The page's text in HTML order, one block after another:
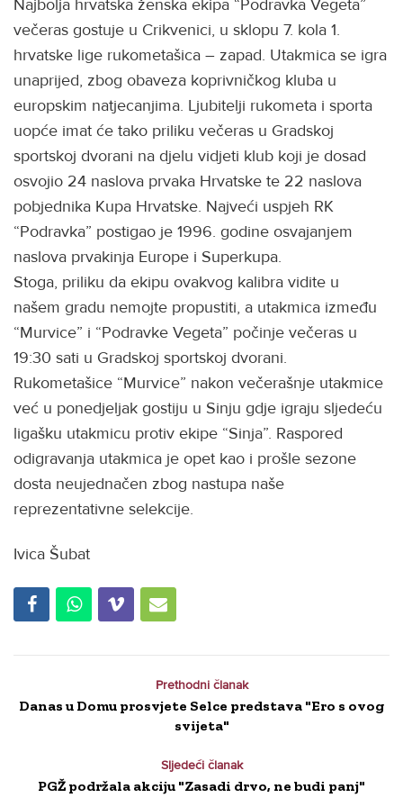
Najbolja hrvatska ženska ekipa “Podravka Vegeta”
večeras gostuje u Crikvenici, u sklopu 7. kola 1.
hrvatske lige rukometašica – zapad. Utakmica se igra
unaprijed, zbog obaveza koprivničkog kluba u
europskim natjecanjima. Ljubitelji rukometa i sporta
uopće imat će tako priliku večeras u Gradskoj
sportskoj dvorani na djelu vidjeti klub koji je dosad
osvojio 24 naslova prvaka Hrvatske te 22 naslova
pobjednika Kupa Hrvatske. Najveći uspjeh RK
“Podravka” postigao je 1996. godine osvajanjem
naslova prvakinja Europe i Superkupa.
Stoga, priliku da ekipu ovakvog kalibra vidite u
našem gradu nemojte propustiti, a utakmica između
“Murvice” i “Podravke Vegeta” počinje večeras u
19:30 sati u Gradskoj sportskoj dvorani.
Rukometašice “Murvice” nakon večerašnje utakmice
već u ponedjeljak gostiju u Sinju gdje igraju sljedeću
ligašku utakmicu protiv ekipe “Sinja”. Raspored
odigravanja utakmica je opet kao i prošle sezone
dosta neujednačen zbog nastupa naše
reprezentativne selekcije.
Ivica Šubat
Prethodni članak
Danas u Domu prosvjete Selce predstava "Ero s ovog
svijeta"
Sljedeći članak
PGŽ podržala akciju "Zasadi drvo, ne budi panj"